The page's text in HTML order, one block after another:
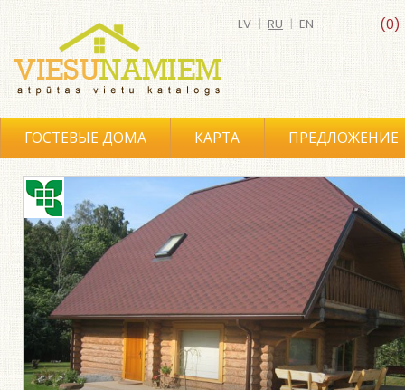
(0)
LV | RU | EN
ГОСТЕВЫЕ ДОМА КАРТА ПРЕДЛОЖЕНИЕ